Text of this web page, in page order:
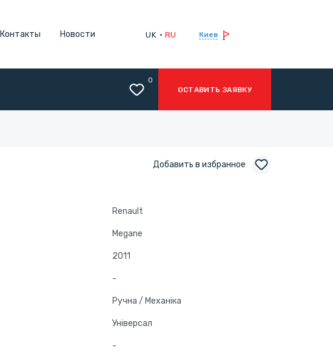
Контакты Новости UK RU Киев
0
ОСТАВИТЬ ЗАЯВКУ
Добавить в избранное
Renault
Megane
2011
-
Ручна / Механіка
Універсал
-